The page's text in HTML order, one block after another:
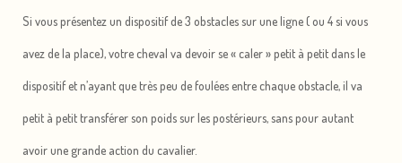
Si vous présentez un dispositif de 3 obstacles sur une ligne ( ou 4 si vous
avez de la place), votre cheval va devoir se « caler » petit à petit dans le
dispositif et n’ayant que très peu de foulées entre chaque obstacle, il va
petit à petit transférer son poids sur les postérieurs, sans pour autant
avoir une grande action du cavalier.